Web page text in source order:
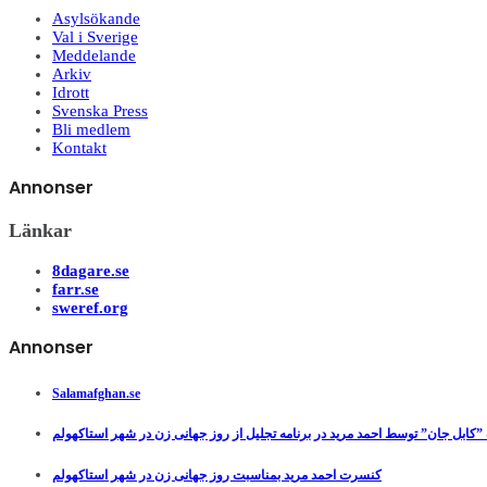
Asylsökande
Val i Sverige
Meddelande
Arkiv
Idrott
Svenska Press
Bli medlem
Kontakt
Annonser
Länkar
8dagare.se
farr.se
sweref.org
Annonser
Salamafghan.se
”کابل جان” توسط احمد مرید در برنامه تجلیل از روز جهانی زن در شهر استاکهولم
کنسرت احمد مرید بمناسبت روز جهانی زن در شهر استاکهولم